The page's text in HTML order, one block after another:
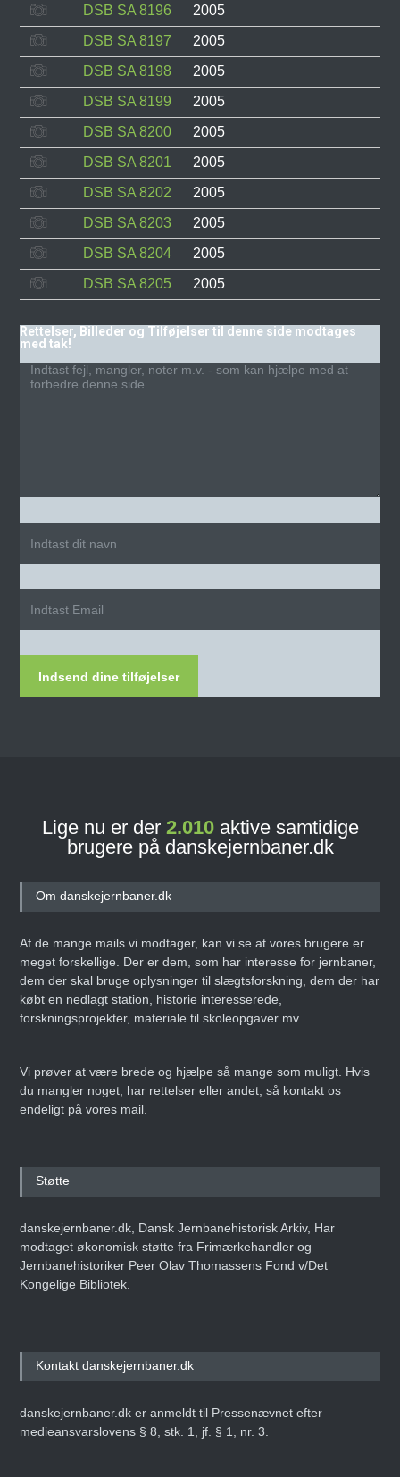
DSB SA 8196
2005
DSB SA 8197
2005
DSB SA 8198
2005
DSB SA 8199
2005
DSB SA 8200
2005
DSB SA 8201
2005
DSB SA 8202
2005
DSB SA 8203
2005
DSB SA 8204
2005
DSB SA 8205
2005
Rettelser, Billeder og Tilføjelser til denne side modtages
med tak!
Indsend dine tilføjelser
Lige nu er der 2.010aktive samtidige
brugere på danskejernbaner.dk
Om danskejernbaner.dk
Af de mange mails vi modtager, kan vi se at vores brugere er
meget forskellige. Der er dem, som har interesse for jernbaner,
dem der skal bruge oplysninger til slægtsforskning, dem der har
købt en nedlagt station, historie interesserede,
forskningsprojekter, materiale til skoleopgaver mv.
Vi prøver at være brede og hjælpe så mange som muligt. Hvis
du mangler noget, har rettelser eller andet, så kontakt os
endeligt på vores mail.
Støtte
danskejernbaner.dk, Dansk Jernbanehistorisk Arkiv, Har
modtaget økonomisk støtte fra Frimærkehandler og
Jernbanehistoriker Peer Olav Thomassens Fond v/Det
Kongelige Bibliotek.
Kontakt danskejernbaner.dk
danskejernbaner.dk er anmeldt til Pressenævnet efter
medieansvarslovens § 8, stk. 1, jf. § 1, nr. 3.